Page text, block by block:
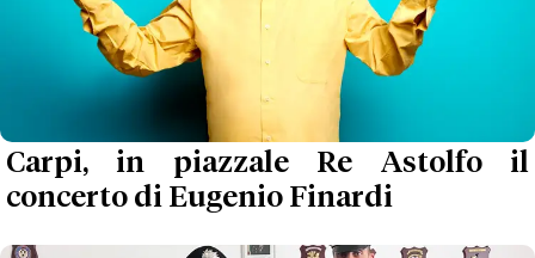
Carpi, in piazzale Re Astolfo il
concerto di Eugenio Finardi